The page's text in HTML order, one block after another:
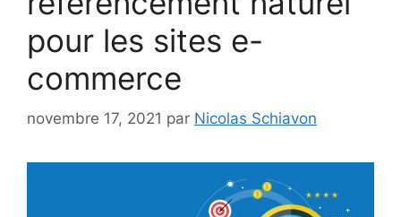
pour les sites e-
commerce
novembre 17, 2021 par Nicolas Schiavon